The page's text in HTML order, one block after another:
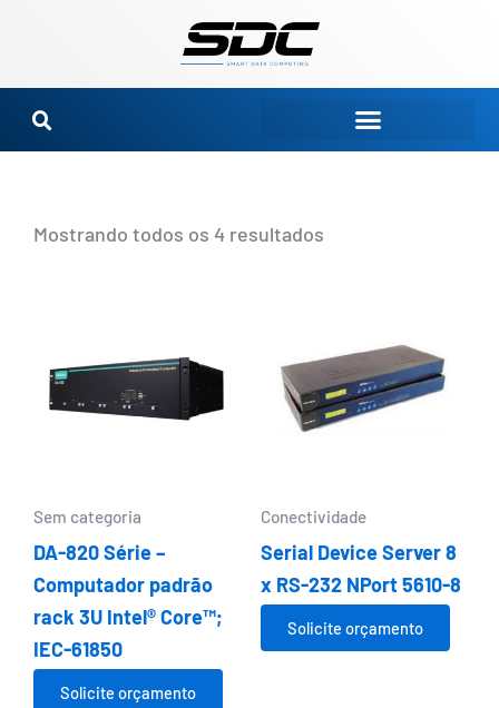
conteúdo
Mostrando todos os 4 resultados
Sem categoria
DA-820 Série –
Computador padrão
rack 3U Intel® Core™;
IEC-61850
Solicite orçamento
Conectividade
Serial Device Server 8
x RS-232 NPort 5610-8
Solicite orçamento